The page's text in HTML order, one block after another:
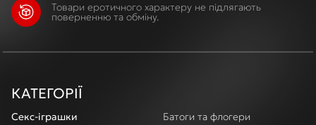
Товари еротичного характеру не підлягають
поверненню та обміну.
КАТЕГОРІЇ
Секс-іграшки
Батоги та флогери